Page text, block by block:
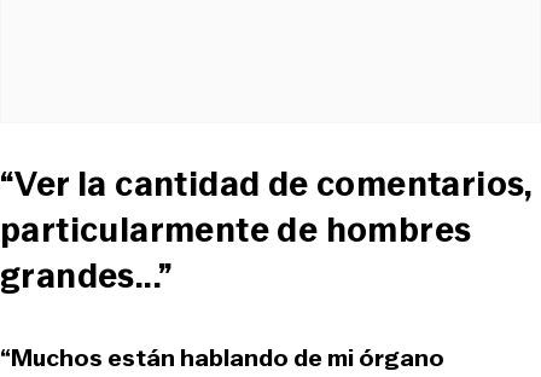
“Ver la cantidad de comentarios,
particularmente de hombres
grandes...”
“Muchos están hablando de mi órgano